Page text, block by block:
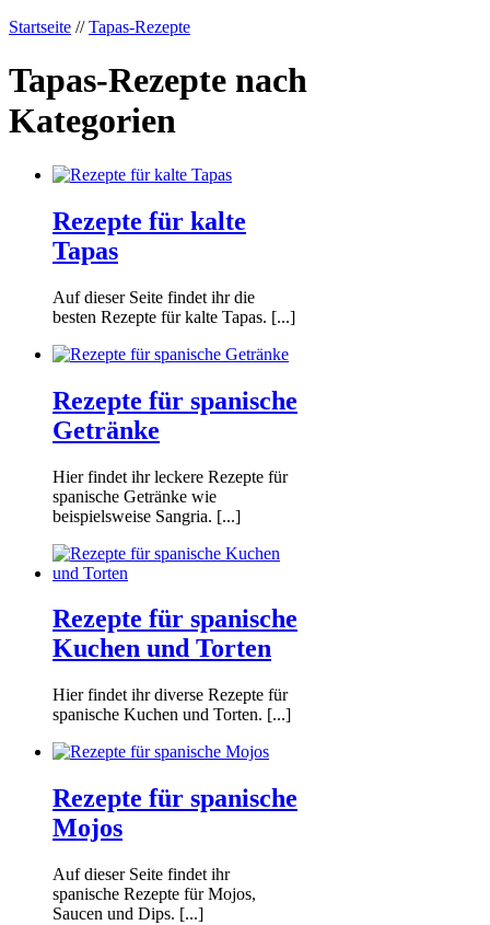
Startseite //Tapas-Rezepte
Tapas-Rezepte nach
Kategorien
Rezepte für kalte
Tapas
Auf dieser Seite findet ihr die
besten Rezepte für kalte Tapas. [...]
Rezepte für spanische
Getränke
Hier findet ihr leckere Rezepte für
spanische Getränke wie
beispielsweise Sangria. [...]
Rezepte für spanische
Kuchen und Torten
Hier findet ihr diverse Rezepte für
spanische Kuchen und Torten. [...]
Rezepte für spanische
Mojos
Auf dieser Seite findet ihr
spanische Rezepte für Mojos,
Saucen und Dips. [...]